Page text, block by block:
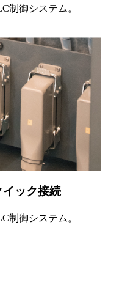
制御システム。
ック接続
制御システム。